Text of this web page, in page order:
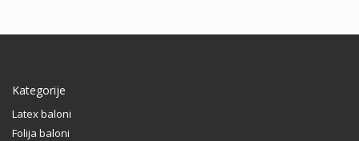
Kategorije
Latex baloni
Folija baloni